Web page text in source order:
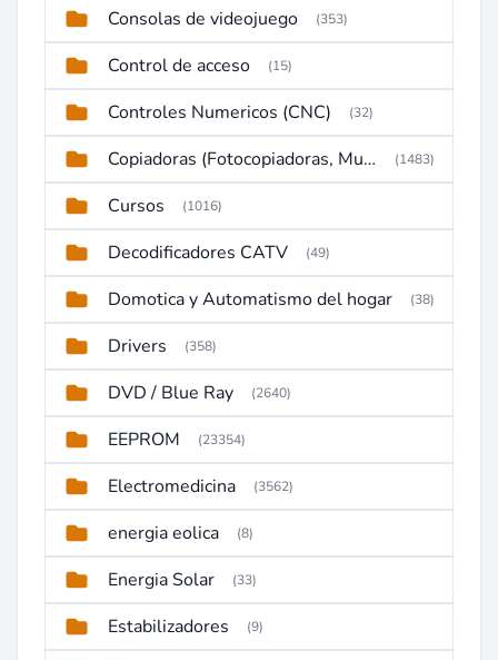
Consolas de videojuego (353)
Control de acceso (15)
Controles Numericos (CNC) (32)
Copiadoras (Fotocopiadoras, Multifunctions, Ploter, etc) (1483)
Cursos (1016)
Decodificadores CATV (49)
Domotica y Automatismo del hogar (38)
Drivers (358)
DVD / Blue Ray (2640)
EEPROM (23354)
Electromedicina (3562)
energia eolica (8)
Energia Solar (33)
Estabilizadores (9)